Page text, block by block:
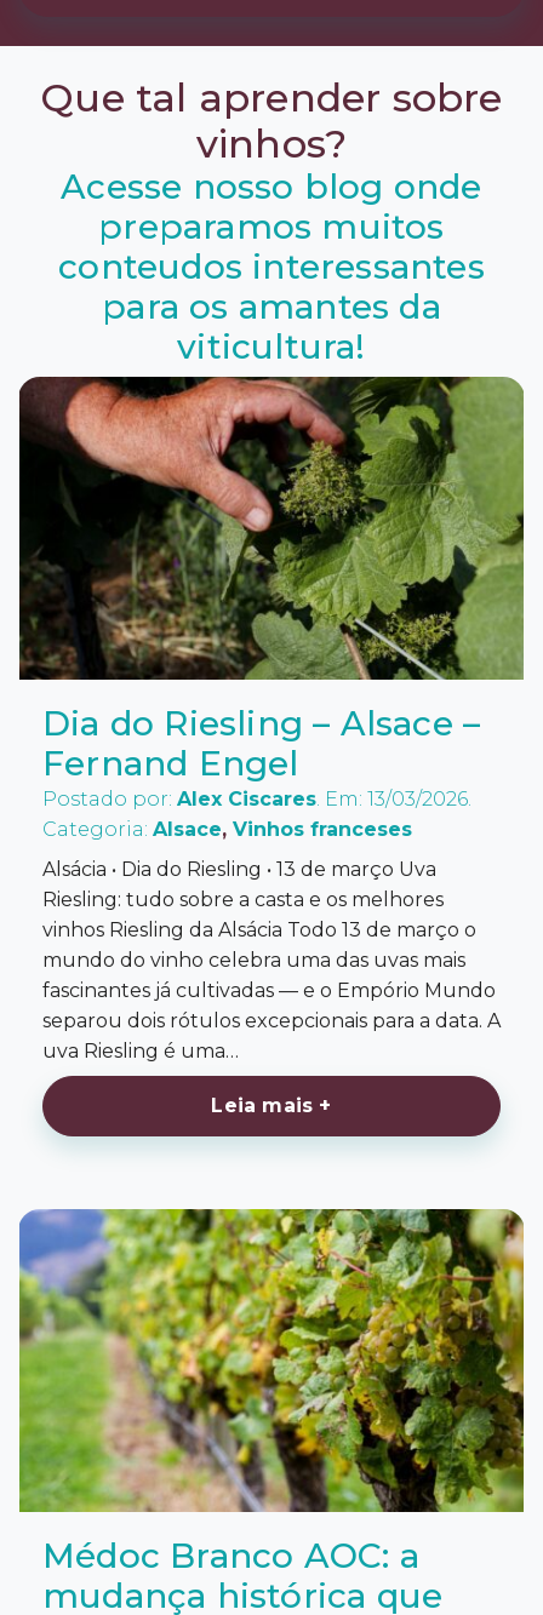
Que tal aprender sobre
vinhos?
Acesse nosso blog onde
preparamos muitos
conteudos interessantes
para os amantes da
viticultura!
Dia do Riesling – Alsace –
Fernand Engel
Postado por: Alex Ciscares. Em: 13/03/2026.
Categoria: Alsace, Vinhos franceses
Alsácia • Dia do Riesling • 13 de março Uva
Riesling: tudo sobre a casta e os melhores
vinhos Riesling da Alsácia Todo 13 de março o
mundo do vinho celebra uma das uvas mais
fascinantes já cultivadas — e o Empório Mundo
separou dois rótulos excepcionais para a data. A
uva Riesling é uma…
Leia mais +
Médoc Branco AOC: a
mudança histórica que